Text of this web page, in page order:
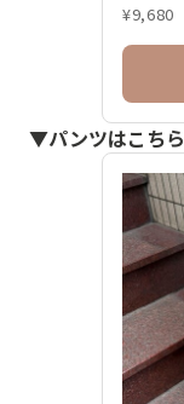
¥9,680
▼パンツはこちら